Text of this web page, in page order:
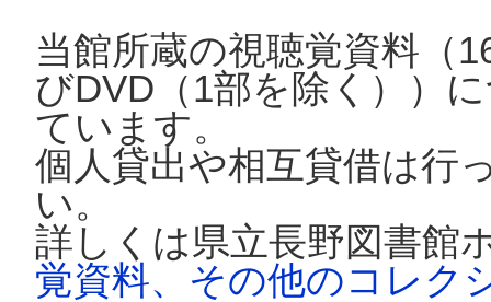
当館所蔵の視聴覚資料（
びDVD（1部を除く））
ています。
個人貸出や相互貸借は行
い。
詳しくは県立長野図書館
覚資料、その他のコレク